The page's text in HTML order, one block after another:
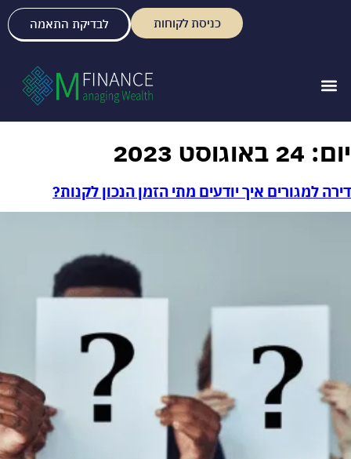
לבדיקת התאמה כניסת לקוחות
יום: 24 באוגוסט 2023
דירה למגורים איך יודעים מתי הזמן הנכון לקנות?